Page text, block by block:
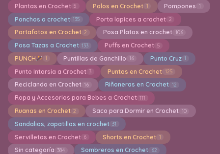
Plantas en Crochet 5 Polos en Crochet 1 Pompones 1
Ponchos a crochet 135 Porta lapices a crochet 2
Portafotos en Crochet 2 Posa Platos en crochet 106
Posa Tazas a Crochet 133 Puffs en Crochet 5
PUNCH 1 Puntillas de Ganchillo 16 Punto Cruz 1
Punto Intarsia a Crochet 3 Puntos en Crochet 125
Reciclando en Crochet 16 Riñoneras en Crochet 12
Ropa y Accesorios para Bebes a Crochet 111
Ruanas en Crochet 2 Saco para Dormir en Crochet 10
Sandalias, zapatillas en crochet 31
Servilletas en Crochet 6 Shorts en Crochet 1
Sin categoría 384 Sombreros en Crochet 62